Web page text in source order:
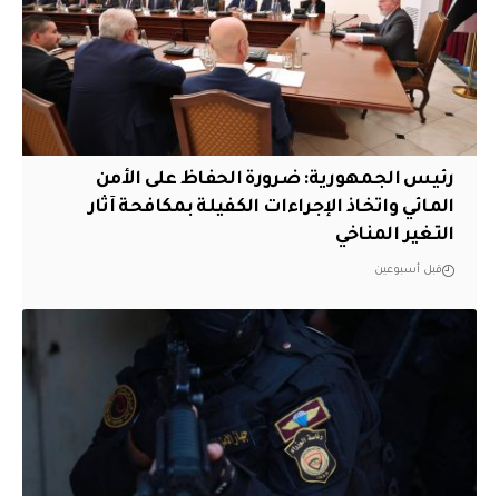
رئيس الجمهورية: ضرورة الحفاظ على الأمن
المائي واتخاذ الإجراءات الكفيلة بمكافحة آثار
التغير المناخي
قبل أسبوعين